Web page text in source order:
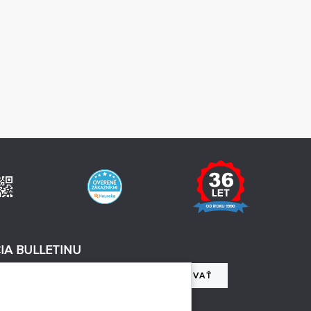
BULLETINU
REGISTROVAŤ